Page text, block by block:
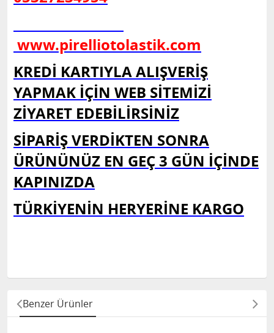
www.pirelliotolastik.com
KREDİ KARTIYLA ALIŞVERİŞ
YAPMAK İÇİN WEB SİTEMİZİ
ZİYARET EDEBİLİRSİNİZ
SİPARİŞ VERDİKTEN SONRA
ÜRÜNÜNÜZ EN GEÇ 3 GÜN İÇİNDE
KAPINIZDA
TÜRKİYENİN HERYERİNE KARGO
Benzer Ürünler